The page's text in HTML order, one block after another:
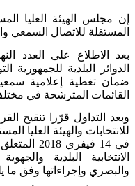
إن مجلس الهيئة العليا
المستقلة للاتصال السمعي
بعد الاطلاع على العدد
الدوائر البلدية للجمهورية
ضمان تغطية إعلامية
القائمات المترشحة في مختلف
وبعد التداول قرّرا تنقيح
للانتخابات والهيئة العليا
في 14
الانتخابية البلدية
والبصري وإجراءاتها وفق ما